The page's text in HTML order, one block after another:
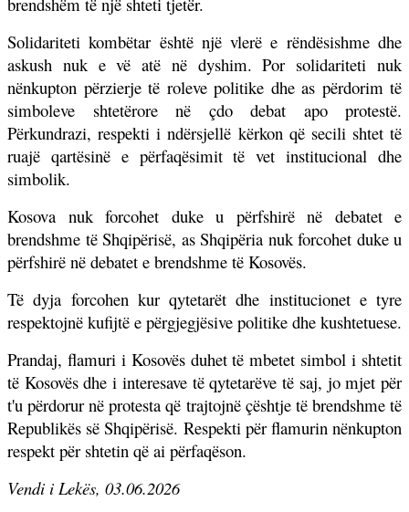
Solidariteti kombëtar është një vlerë e rëndësishme dhe
askush nuk e vë atë në dyshim. Por solidariteti nuk
nënkupton përzierje të roleve politike dhe as përdorim të
simboleve shtetërore në çdo debat apo protestë.
Përkundrazi, respekti i ndërsjellë kërkon që secili shtet të
ruajë qartësinë e përfaqësimit të vet institucional dhe
simbolik.
Kosova nuk forcohet duke u përfshirë në debatet e
brendshme të Shqipërisë, as Shqipëria nuk forcohet duke u
përfshirë në debatet e brendshme të Kosovës.
Të dyja forcohen kur qytetarët dhe institucionet e tyre
respektojnë kufijtë e përgjegjësive politike dhe kushtetuese.
Prandaj, flamuri i Kosovës duhet të mbetet simbol i shtetit
të Kosovës dhe i interesave të qytetarëve të saj, jo mjet për
t'u përdorur në protesta që trajtojnë çështje të brendshme të
Republikës së Shqipërisë. Respekti për flamurin nënkupton
respekt për shtetin që ai përfaqëson.
Vendi i Lekës, 03.06.2026